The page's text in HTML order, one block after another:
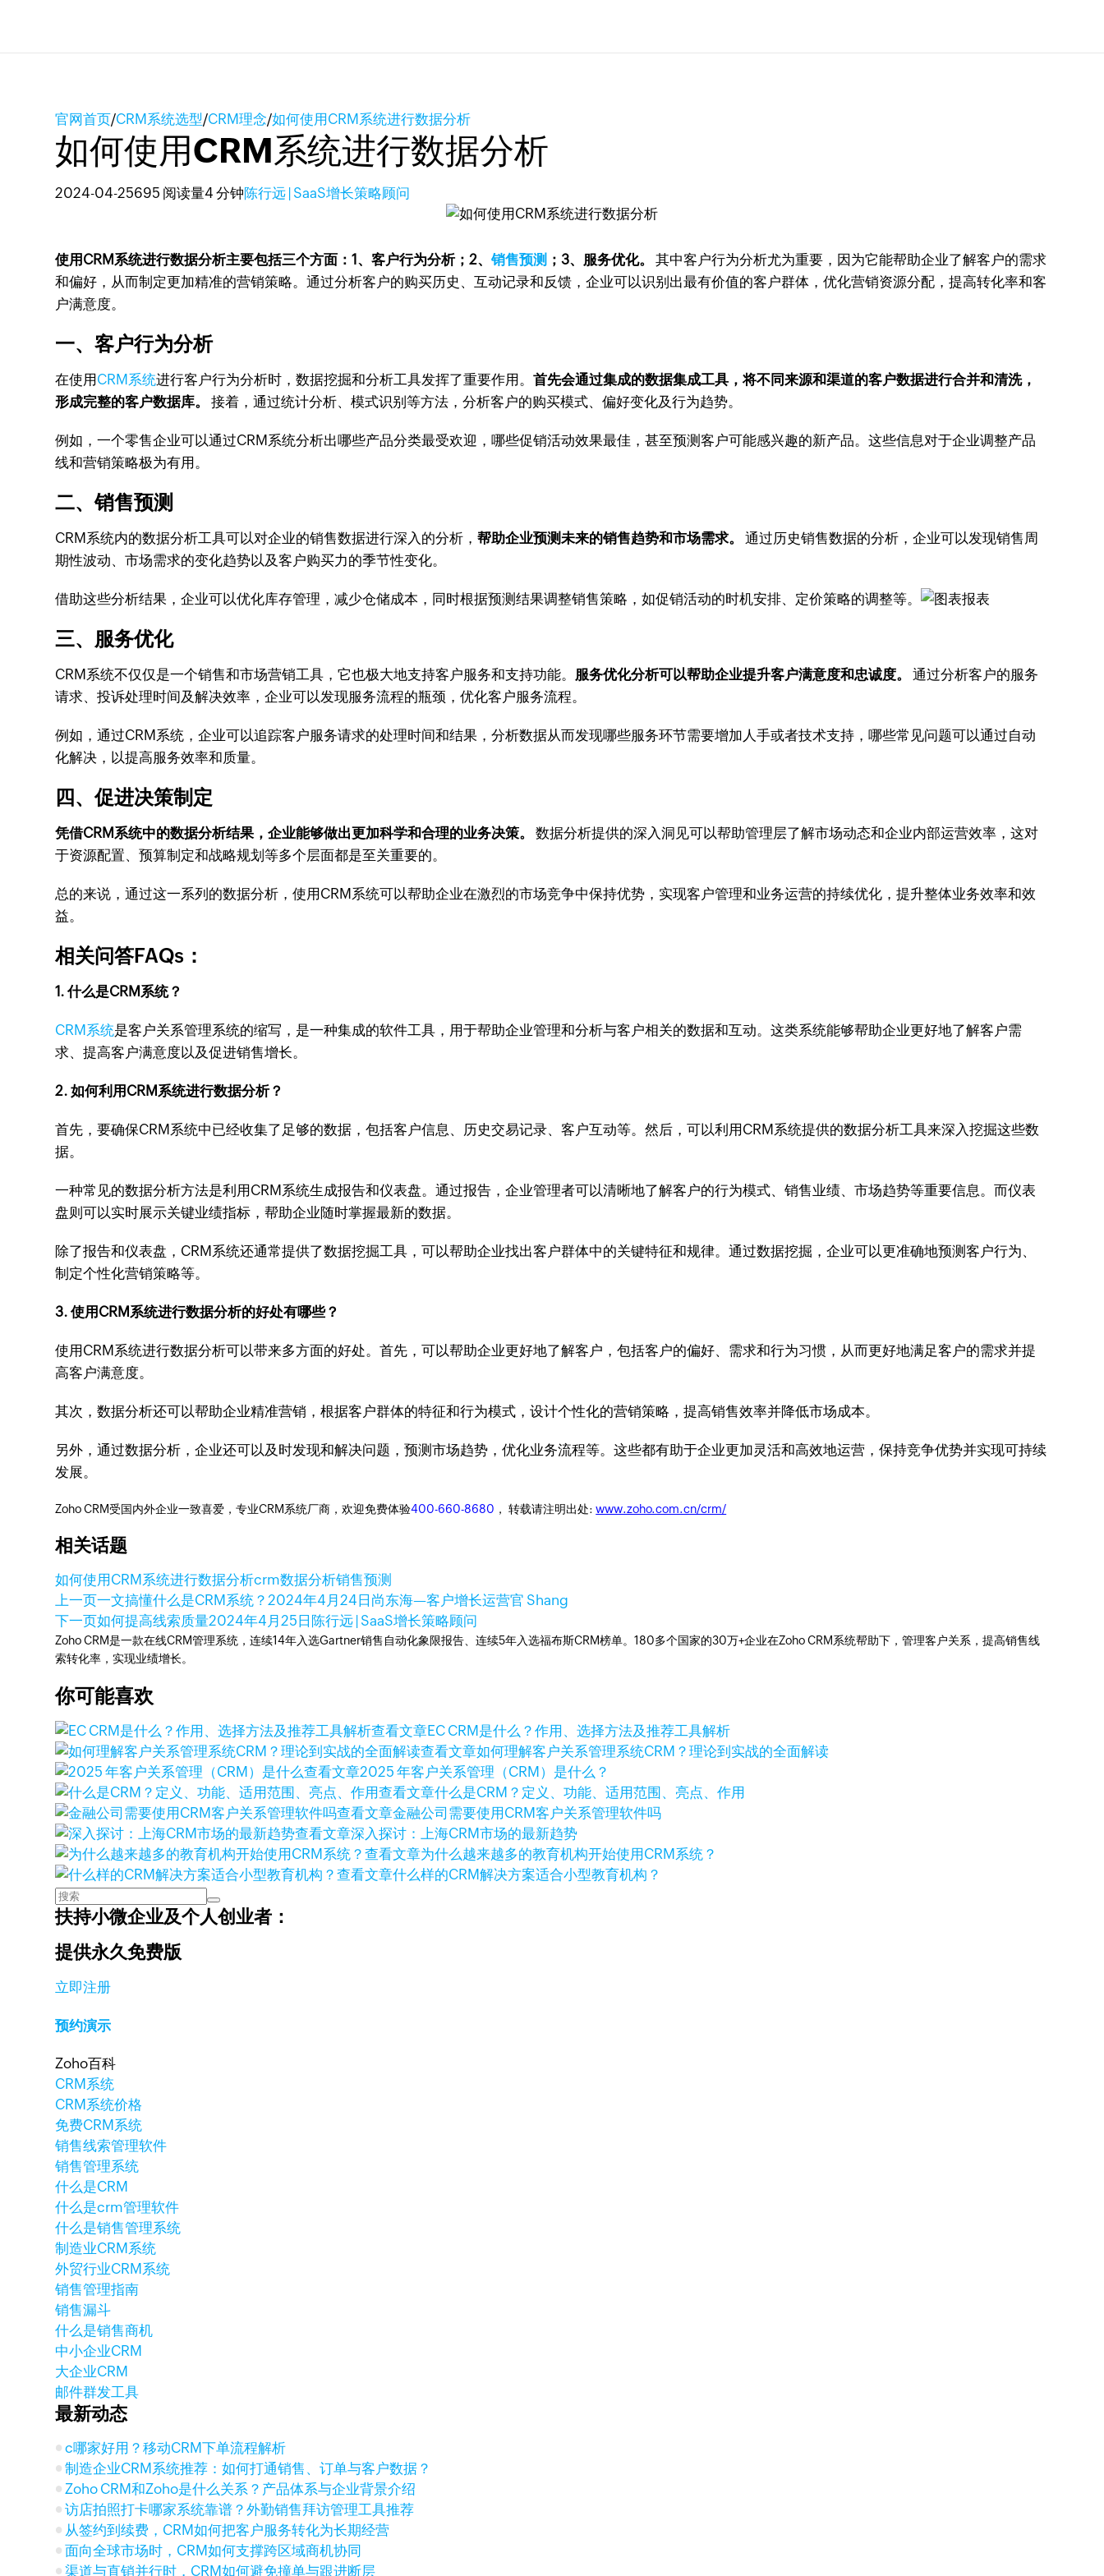
官网首页/CRM系统选型/CRM理念/如何使用CRM系统进行数据分析
如何使用CRM系统进行数据分析
2024-04-25695 阅读量4 分钟陈行远 | SaaS增长策略顾问
使用CRM系统进行数据分析主要包括三个方面：1、客户行为分析；2、销售预测 ；3、服务优化。
其中客户行为分析尤为重要，因为它能帮助企业了解客户的需求
和偏好，从而制定更加精准的营销策略。通过分析客户的购买历史、互动记录和反馈，企业可以识别出最有价值的客户群体，优化营销资源分配，提高转化率和客
户满意度。
一、客户行为分析
在使用 CRM系统进行客户行为分析时，数据挖掘和分析工具发挥了重要作用。首先会通过集成的数据集成工具，将不同来源和渠道的客户数据进行合并和清洗，
形成完整的客户数据库。
接着，通过统计分析、模式识别等方法，分析客户的购买模式、偏好变化及行为趋势。
例如，一个零售企业可以通过CRM系统分析出哪些产品分类最受欢迎，哪些促销活动效果最佳，甚至预测客户可能感兴趣的新产品。这些信息对于企业调整产品
线和营销策略极为有用。
二、销售预测
CRM系统内的数据分析工具可以对企业的销售数据进行深入的分析，帮助企业预测未来的销售趋势和市场需求。
通过历史销售数据的分析，企业可以发现销售周
期性波动、市场需求的变化趋势以及客户购买力的季节性变化。
借助这些分析结果，企业可以优化库存管理，减少仓储成本，同时根据预测结果调整销售策略，如促销活动的时机安排、定价策略的调整等。
三、服务优化
CRM系统不仅仅是一个销售和市场营销工具，它也极大地支持客户服务和支持功能。 服务优化分析可以帮助企业提升客户满意度和忠诚度。
通过分析客户的服务
请求、投诉处理时间及解决效率，企业可以发现服务流程的瓶颈，优化客户服务流程。
例如，通过CRM系统，企业可以追踪客户服务请求的处理时间和结果，分析数据从而发现哪些服务环节需要增加人手或者技术支持，哪些常见问题可以通过自动
化解决，以提高服务效率和质量。
四、促进决策制定
凭借CRM系统中的数据分析结果，企业能够做出更加科学和合理的业务决策。
数据分析提供的深入洞见可以帮助管理层了解市场动态和企业内部运营效率，这对
于资源配置、预算制定和战略规划等多个层面都是至关重要的。
总的来说，通过这一系列的数据分析，使用CRM系统可以帮助企业在激烈的市场竞争中保持优势，实现客户管理和业务运营的持续优化，提升整体业务效率和效
益。
相关问答FAQs：
1. 什么是CRM系统？
CRM系统是客户关系管理系统的缩写，是一种集成的软件工具，用于帮助企业管理和分析与客户相关的数据和互动。这类系统能够帮助企业更好地了解客户需
求、提高客户满意度以及促进销售增长。
2. 如何利用CRM系统进行数据分析？
首先，要确保CRM系统中已经收集了足够的数据，包括客户信息、历史交易记录、客户互动等。然后，可以利用CRM系统提供的数据分析工具来深入挖掘这些数
据。
一种常见的数据分析方法是利用CRM系统生成报告和仪表盘。通过报告，企业管理者可以清晰地了解客户的行为模式、销售业绩、市场趋势等重要信息。而仪表
盘则可以实时展示关键业绩指标，帮助企业随时掌握最新的数据。
除了报告和仪表盘，CRM系统还通常提供了数据挖掘工具，可以帮助企业找出客户群体中的关键特征和规律。通过数据挖掘，企业可以更准确地预测客户行为、
制定个性化营销策略等。
3. 使用CRM系统进行数据分析的好处有哪些？
使用CRM系统进行数据分析可以带来多方面的好处。首先，可以帮助企业更好地了解客户，包括客户的偏好、需求和行为习惯，从而更好地满足客户的需求并提
高客户满意度。
其次，数据分析还可以帮助企业精准营销，根据客户群体的特征和行为模式，设计个性化的营销策略，提高销售效率并降低市场成本。
另外，通过数据分析，企业还可以及时发现和解决问题，预测市场趋势，优化业务流程等。这些都有助于企业更加灵活和高效地运营，保持竞争优势并实现可持续
发展。
Zoho CRM受国内外企业一致喜爱，专业CRM系统厂商，欢迎免费体验400-660-8680 ， 转载请注明出处:www.zoho.com.cn/crm/
相关话题
如何使用CRM系统进行数据分析crm数据分析销售预测
上一页一文搞懂什么是CRM系统？2024年4月24日 尚东海—客户增长运营官 Shang
下一页如何提高线索质量2024年4月25日 陈行远 | SaaS增长策略顾问
Zoho CRM是一款在线CRM管理系统，连续14年入选Gartner销售自动化象限报告、连续5年入选福布斯CRM榜单。180多个国家的30万+企业在Zoho CRM系统帮助下，管理客户关系，提高销售线
索转化率，实现业绩增长。
你可能喜欢
查看文章EC CRM是什么？作用、选择方法及推荐工具解析
查看文章如何理解客户关系管理系统CRM？理论到实战的全面解读
查看文章2025 年客户关系管理（CRM）是什么？
查看文章什么是CRM？定义、功能、适用范围、亮点、作用
查看文章金融公司需要使用CRM客户关系管理软件吗
查看文章深入探讨：上海CRM市场的最新趋势
查看文章为什么越来越多的教育机构开始使用CRM系统？
查看文章什么样的CRM解决方案适合小型教育机构？
扶持小微企业及个人创业者：
提供永久免费版
立即注册
预约演示
Zoho百科
CRM系统
CRM系统价格
免费CRM系统
销售线索管理软件
销售管理系统
什么是CRM
什么是crm管理软件
什么是销售管理系统
制造业CRM系统
外贸行业CRM系统
销售管理指南
销售漏斗
什么是销售商机
中小企业CRM
大企业CRM
邮件群发工具
最新动态
c哪家好用？移动CRM下单流程解析
制造企业CRM系统推荐：如何打通销售、订单与客户数据？
Zoho CRM和Zoho是什么关系？产品体系与企业背景介绍
访店拍照打卡哪家系统靠谱？外勤销售拜访管理工具推荐
从签约到续费，CRM如何把客户服务转化为长期经营
面向全球市场时，CRM如何支撑跨区域商机协同
渠道与直销并行时，CRM如何避免撞单与跟进断层